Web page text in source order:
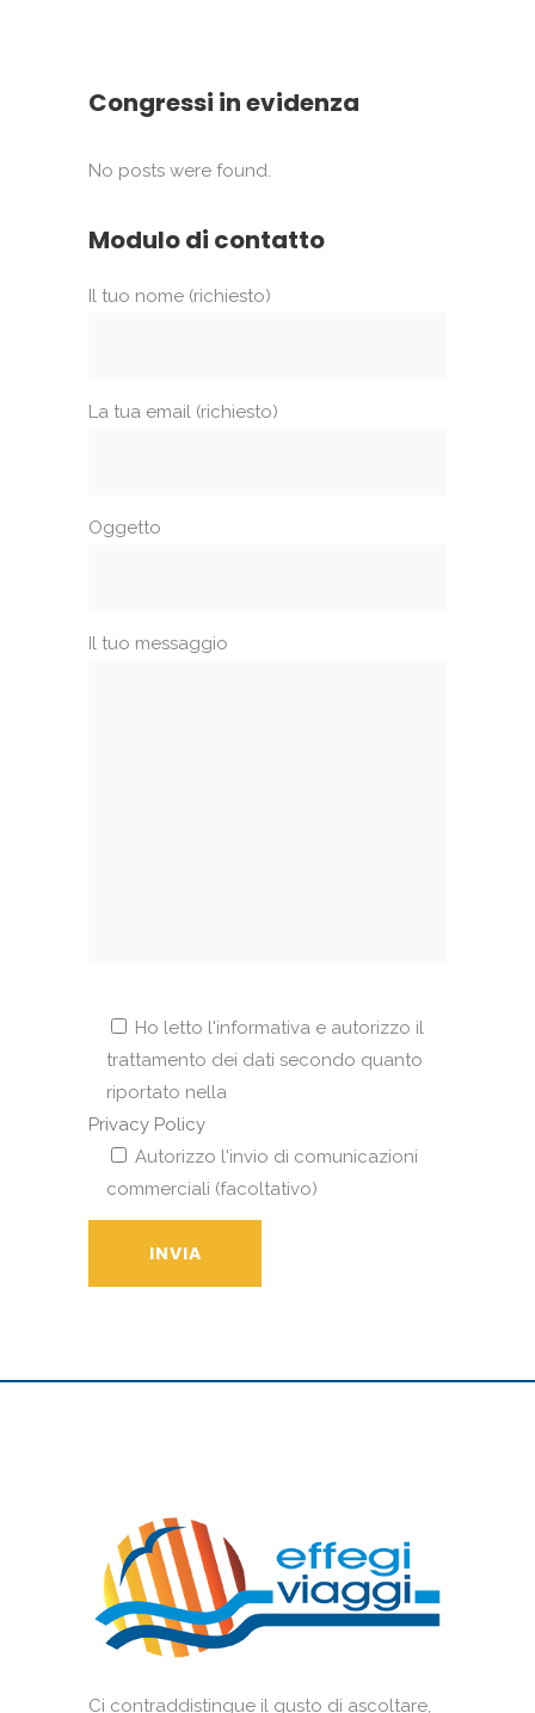
Congressi in evidenza
No posts were found.
Modulo di contatto
Il tuo nome (richiesto)
La tua email (richiesto)
Oggetto
Il tuo messaggio
Ho letto l'informativa e autorizzo il
trattamento dei dati secondo quanto
riportato nella
Privacy Policy
Autorizzo l'invio di comunicazioni
commerciali (facoltativo)
Ci contraddistingue il gusto di ascoltare,